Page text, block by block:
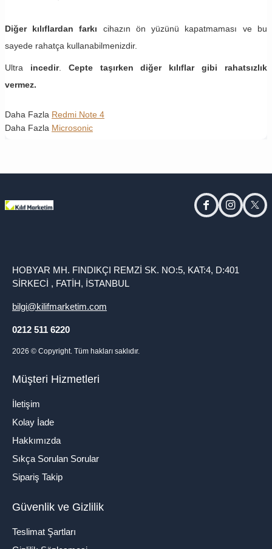
Diğer kılıflardan farkı cihazın ön yüzünü kapatmaması ve bu
sayede rahatça kullanabilmenizdir.
Ultra incedir. Cepte taşırken diğer kılıflar gibi rahatsızlık
vermez.
Daha Fazla Redmi Note 4
Daha Fazla Microsonic
facebookinstagram
HOBYAR MH. FINDIKÇI REMZİ SK. NO:5, KAT:4, D:401
SİRKECİ , FATİH, İSTANBUL
bilgi@kilifmarketim.com
0212 511 6220
2026 © Copyright. Tüm hakları saklıdır.
Müşteri Hizmetleri
İletişim
Kolay İade
Hakkımızda
Sıkça Sorulan Sorular
Sipariş Takip
Güvenlik ve Gizlilik
Teslimat Şartları